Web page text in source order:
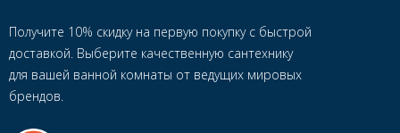
Получите 10% скидку на первую покупку с быстрой
доставкой. Выберите качественную сантехнику
для вашей ванной комнаты от ведущих мировых
брендов.